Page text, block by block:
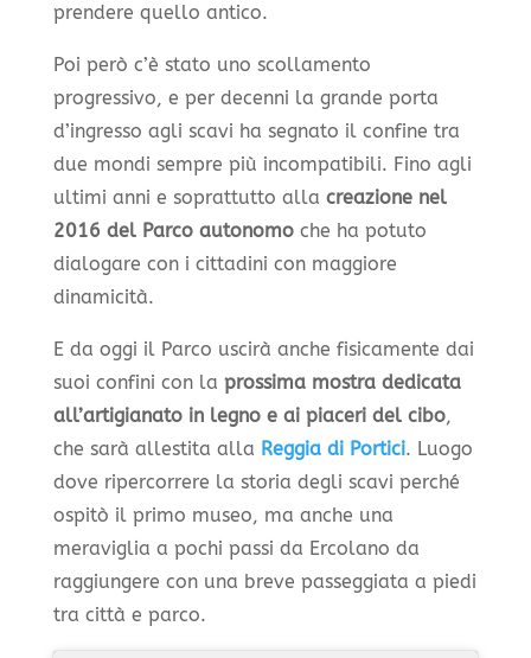
prendere quello antico.
Poi però c’è stato uno scollamento
progressivo, e per decenni la grande porta
d’ingresso agli scavi ha segnato il confine tra
due mondi sempre più incompatibili. Fino agli
ultimi anni e soprattutto alla creazione nel
2016 del Parco autonomoche ha potuto
dialogare con i cittadini con maggiore
dinamicità.
E da oggi il Parco uscirà anche fisicamente dai
suoi confini con la prossima mostra dedicata
all’artigianato in legno e ai piaceri del cibo,
che sarà allestita alla Reggia di Portici. Luogo
dove ripercorrere la storia degli scavi perché
ospitò il primo museo, ma anche una
meraviglia a pochi passi da Ercolano da
raggiungere con una breve passeggiata a piedi
tra città e parco.